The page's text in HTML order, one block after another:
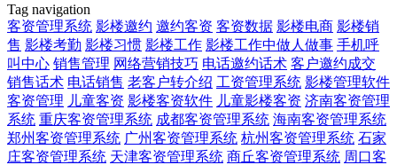
Tag navigation
客资管理系统 影楼邀约 邀约客资 客资数据 影楼电商 影楼销
售 影楼考勤 影楼习惯 影楼工作 影楼工作中做人做事 手机呼
叫中心 销售管理 网络营销技巧 电话邀约话术 客户邀约成交
销售话术 电话销售 老客户转介绍 工资管理系统 影楼管理软件
客资管理 儿童客资 影楼客资软件 儿童影楼客资 济南客资管理
系统 重庆客资管理系统 成都客资管理系统 海南客资管理系统
郑州客资管理系统 广州客资管理系统 杭州客资管理系统 石家
庄客资管理系统 天津客资管理系统 商丘客资管理系统 周口客